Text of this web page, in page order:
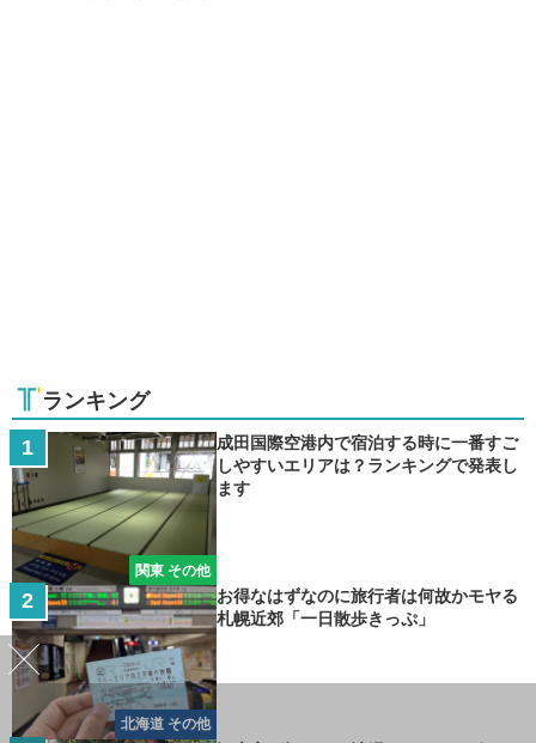
ランキング
関東 その他
成田国際空港内で宿泊する時に一番すご
しやすいエリアは？ランキングで発表し
ます
北海道 その他
お得なはずなのに旅行者は何故かモヤる
札幌近郊「一日散歩きっぷ」